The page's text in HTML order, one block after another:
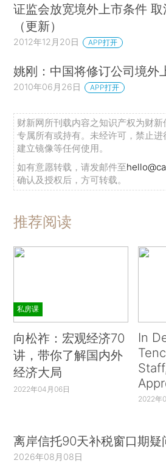
证监会放宽境外上市条件
（更新）
2012年12月20日 APP打开
姚刚：中国将修订公司境外
2010年06月26日 APP打开
财新网所刊载内容之知识产权为财新
专属所有或持有。未经许可，禁止进
建立镜像等任何使用。
如有意愿转载，请发邮件至
确认及授权后，方可转载。
推荐阅读
私房课
向松祚：宏观经济70
讲，带你了解国内外
经济大局
2022年04月06日
In
2022年
离岸信托90天补税窗口期疑
2026年08月08日